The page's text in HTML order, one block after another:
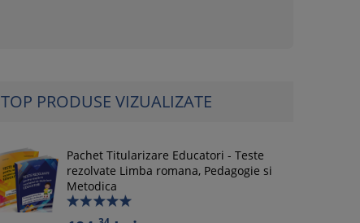
TOP PRODUSE VIZUALIZATE
Pachet Titularizare Educatori - Teste
rezolvate Limba romana, Pedagogie si
Metodica